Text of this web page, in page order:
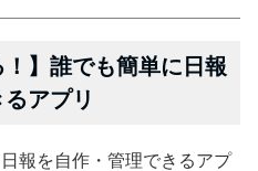
！】誰でも簡単に日報
アプリ
報を自作・管理できるアプ